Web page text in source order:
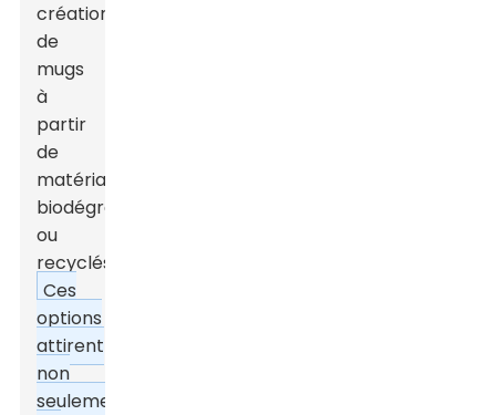
création
de
mugs
à
partir
de
matériaux
biodégradables
ou
recyclés.
Ces
options
attirent
non
seulement